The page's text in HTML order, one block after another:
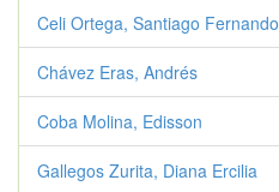
Celi Ortega, Santiago Fernando
Chávez Eras, Andrés
Coba Molina, Edisson
Gallegos Zurita, Diana Ercilia